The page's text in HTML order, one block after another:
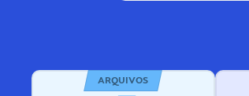
ARQUIVOS